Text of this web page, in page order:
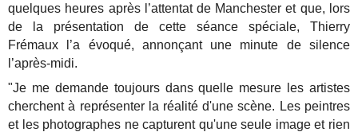
quelques heures après l’attentat de Manchester et que, lors
de la présentation de cette séance spéciale, Thierry
Frémaux l’a évoqué, annonçant une minute de silence
l’après-midi.
"Je me demande toujours dans quelle mesure les artistes
cherchent à représenter la réalité d'une scène. Les peintres
et les photographes ne capturent qu'une seule image et rien